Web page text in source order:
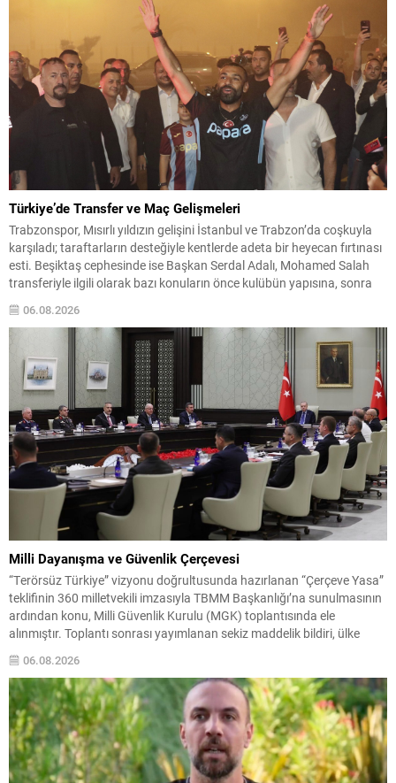
Türkiye’de Transfer ve Maç Gelişmeleri
Trabzonspor, Mısırlı yıldızın gelişini İstanbul ve Trabzon’da coşkuyla
karşıladı; taraftarların desteğiyle kentlerde adeta bir heyecan fırtınası
esti. Beşiktaş cephesinde ise Başkan Serdal Adalı, Mohamed Salah
transferiyle ilgili olarak bazı konuların önce kulübün yapısına, sonra
da şahsının yaklaşımına uymadığını belirtti: “Bu kadar basit.”
Fenerbahçe’nin Avrupa Sınavı Fenerbahçe, Şampiyonlar Ligi 3. ön...
06.08.2026
Milli Dayanışma ve Güvenlik Çerçevesi
“Terörsüz Türkiye” vizyonu doğrultusunda hazırlanan “Çerçeve Yasa”
teklifinin 360 milletvekili imzasıyla TBMM Başkanlığı’na sunulmasının
ardından konu, Milli Güvenlik Kurulu (MGK) toplantısında ele
alınmıştır. Toplantı sonrası yayımlanan sekiz maddelik bildiri, ülke
Yaklaşık 2 saat 15 dakika süren oturumun sonuç metninde; terörle
mücadele, bölgesel istikrar,...
06.08.2026